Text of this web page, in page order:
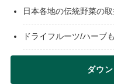
日本各地の伝統野菜の
ドライフルーツ/ハーブ
ダウ